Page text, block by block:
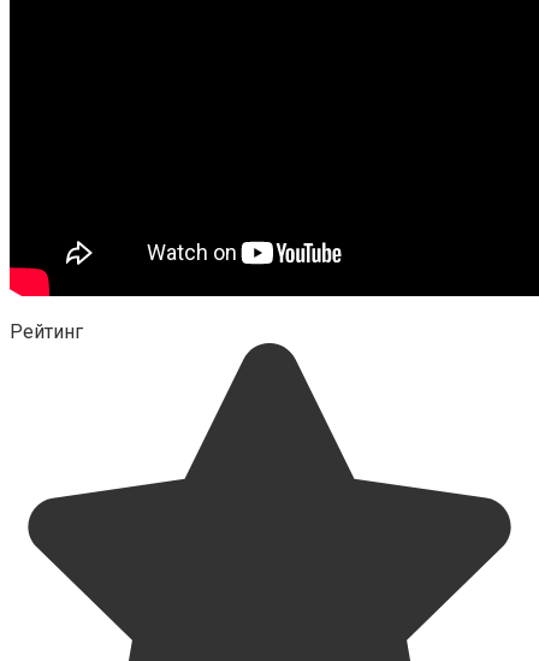
Рейтинг